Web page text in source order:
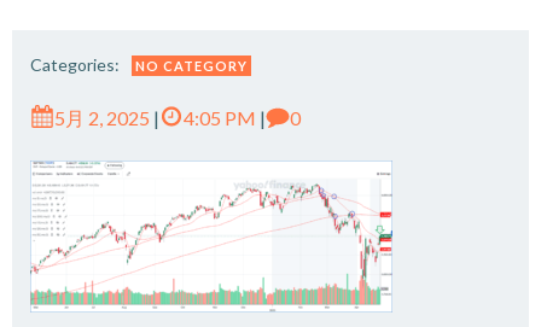
Categories: NO CATEGORY
5月 2, 2025 | 4:05 PM | 0